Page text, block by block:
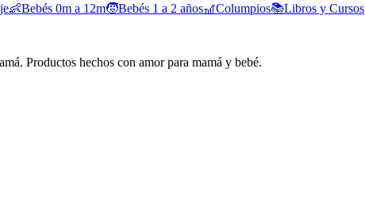
👶Bebés 0m a 12m🧒Bebés 1 a 2 años🎢Columpios📚Libros y Cursos
Productos hechos con amor para mamá y bebé.